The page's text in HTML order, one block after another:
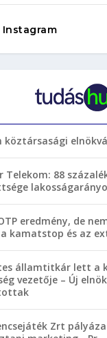
Instagram
köztársasági
Telekom: 88
eredmény, de
kamatstop és az
államtitkár lett a
vezetője – Új
Zrt